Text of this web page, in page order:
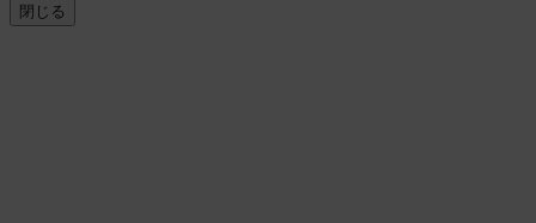
閉じる